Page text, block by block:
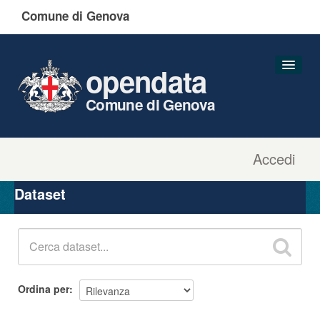
Comune di Genova
Accedi
opendata
Comune di Genova
Organizzazioni
Gruppi
Dataset
Ordina per